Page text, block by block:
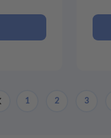
1 2 3